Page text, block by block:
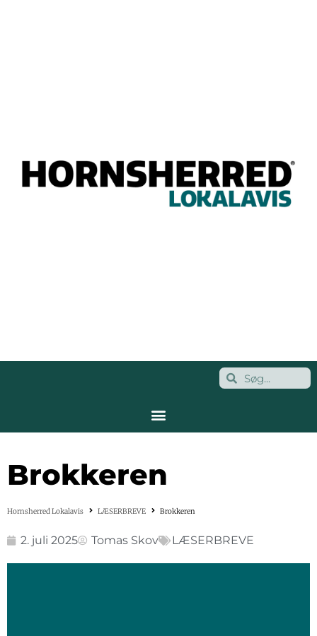
Brokkeren
Hornsherred Lokalavis LÆSERBREVE Brokkeren
2. juli 2025 Tomas Skov LÆSERBREVE